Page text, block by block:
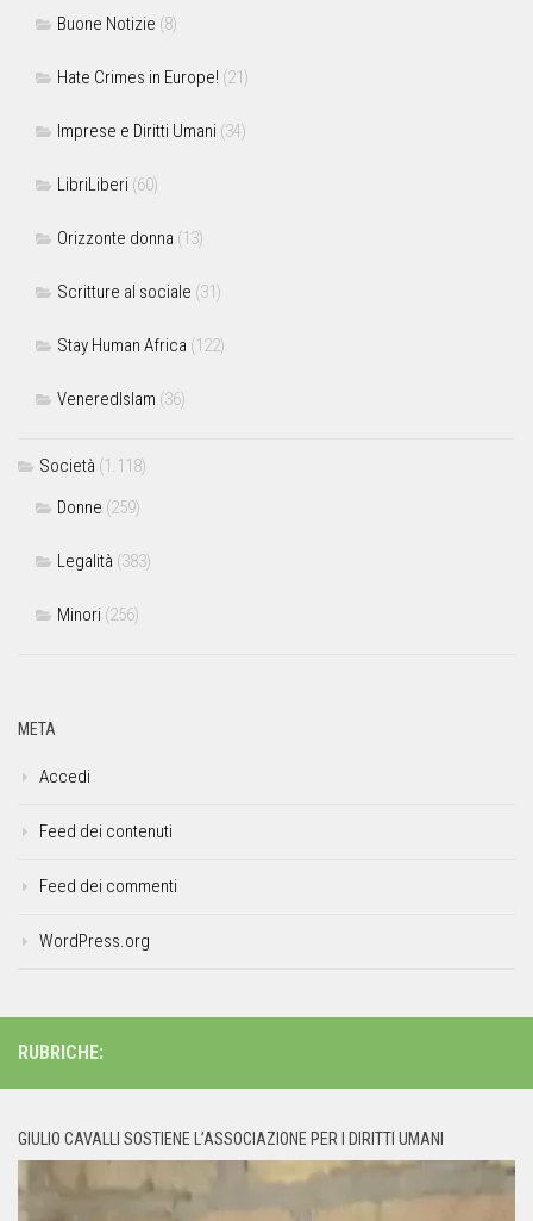
Buone Notizie (8)
Hate Crimes in Europe! (21)
Imprese e Diritti Umani (34)
LibriLiberi (60)
Orizzonte donna (13)
Scritture al sociale (31)
Stay Human Africa (122)
VeneredIslam (36)
Società (1.118)
Donne (259)
Legalità (383)
Minori (256)
META
Accedi
Feed dei contenuti
Feed dei commenti
WordPress.org
RUBRICHE:
GIULIO CAVALLI SOSTIENE L’ASSOCIAZIONE PER I DIRITTI UMANI
Player